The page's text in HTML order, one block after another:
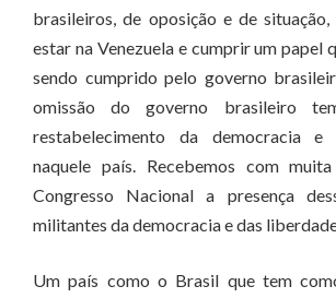
brasileiros, de oposição e de situação,
estar na Venezuela e cumprir um papel
sendo cumprido pelo governo
omissão do governo brasileiro
restabelecimento da democracia e
naquele país. Recebemos com
Congresso Nacional a presença
militantes da democracia e das
Um país como o Brasil que tem